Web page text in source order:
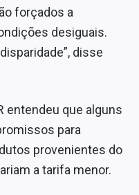
forçados a
desiguais.
disse
entendeu que alguns
para
provenientes do
a tarifa menor.